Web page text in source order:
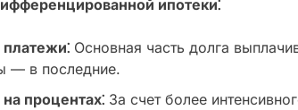
ипотеки⁚
Основная часть долга
— в последние.
процентах⁚ За счет более